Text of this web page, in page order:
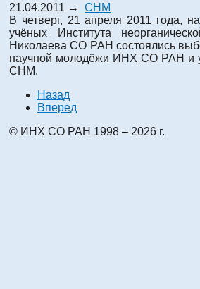
21.04.2011 → СНМ
В четверг, 21 апреля 2011 года,
учёных Института
Николаева СО РАН состоялись
научной молодёжи ИНХ СО РАН и
СНМ.
Назад
Вперед
© ИНХ СО РАН 1998 – 2026 г.